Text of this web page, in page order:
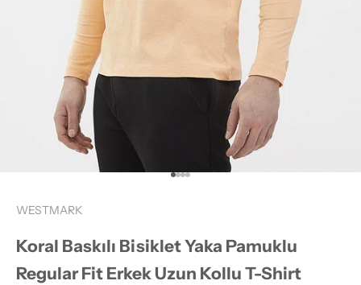
1 ögesine git
2 ögesine git
3 ögesine git
4 ögesine git
WESTMARK
Koral Baskılı Bisiklet Yaka Pamuklu
Regular Fit Erkek Uzun Kollu T-Shirt